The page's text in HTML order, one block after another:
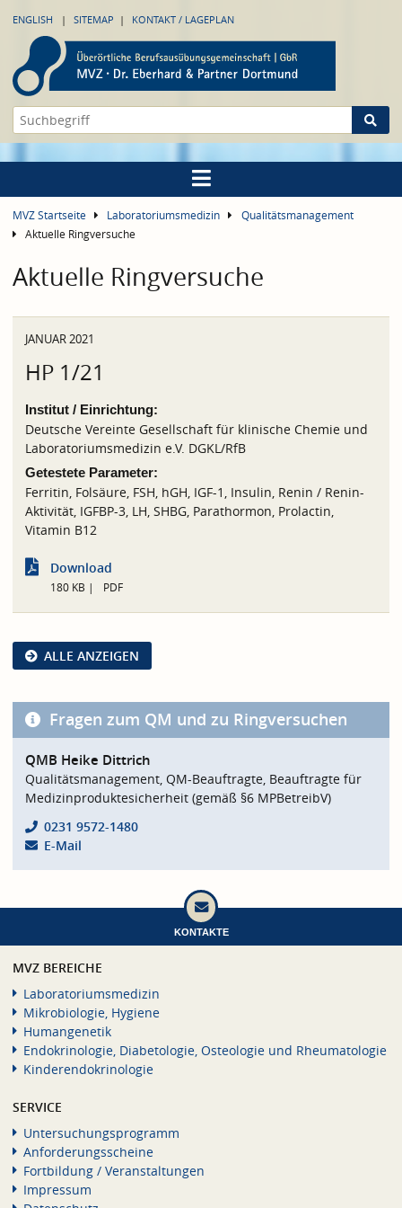
ENGLISH SITEMAP KONTAKT / LAGEPLAN
MVZ Startseite Laboratoriumsmedizin
Qualitätsmanagement
Aktuelle Ringversuche
Aktuelle Ringversuche
JANUAR 2021
HP 1/21
Institut / Einrichtung:
Deutsche Vereinte Gesellschaft für klinische Chemie und
Laboratoriumsmedizin e.V. DGKL/RfB
Getestete Parameter:
Ferritin, Folsäure, FSH, hGH, IGF-1, Insulin, Renin / Renin-
Aktivität, IGFBP-3, LH, SHBG, Parathormon, Prolactin,
Vitamin B12
Download
180 KB PDF
ALLE ANZEIGEN
Fragen zum QM und zu Ringversuchen
QMB Heike Dittrich
Qualitätsmanagement, QM-Beauftragte, Beauftragte für
Medizinproduktesicherheit (gemäß §6 MPBetreibV)
0231 9572-1480
E-Mail
KONTAKTE
MVZ BEREICHE
Laboratoriumsmedizin
Mikrobiologie, Hygiene
Humangenetik
Endokrinologie, Diabetologie, Osteologie und Rheumatologie
Kinderendokrinologie
SERVICE
Untersuchungsprogramm
Anforderungsscheine
Fortbildung / Veranstaltungen
Impressum